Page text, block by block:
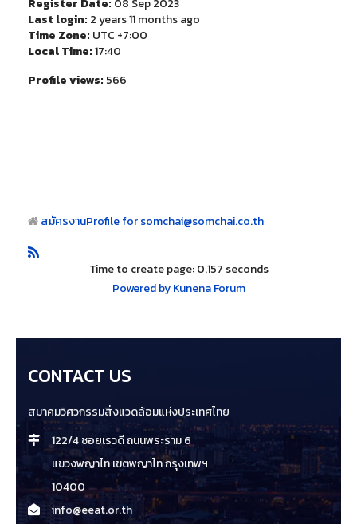
Register Date: 08 Sep 2023
Last login: 2 years 11 months ago
Time Zone: UTC +7:00
Local Time:17:40
Profile views: 566
สมัครงานProfile for somchai@somchai.co.th
Time to create page: 0.157 seconds
Powered by Kunena Forum
CONTACT US
สมาคมวิศวกรรมสิ่งแวดล้อมแห่งประเทศไทย
122/4 ซอยเรวดี ถนนพระราม 6
แขวงพญาไท เขตพญาไท กรุงเทพฯ
10400
info@eeat.or.th